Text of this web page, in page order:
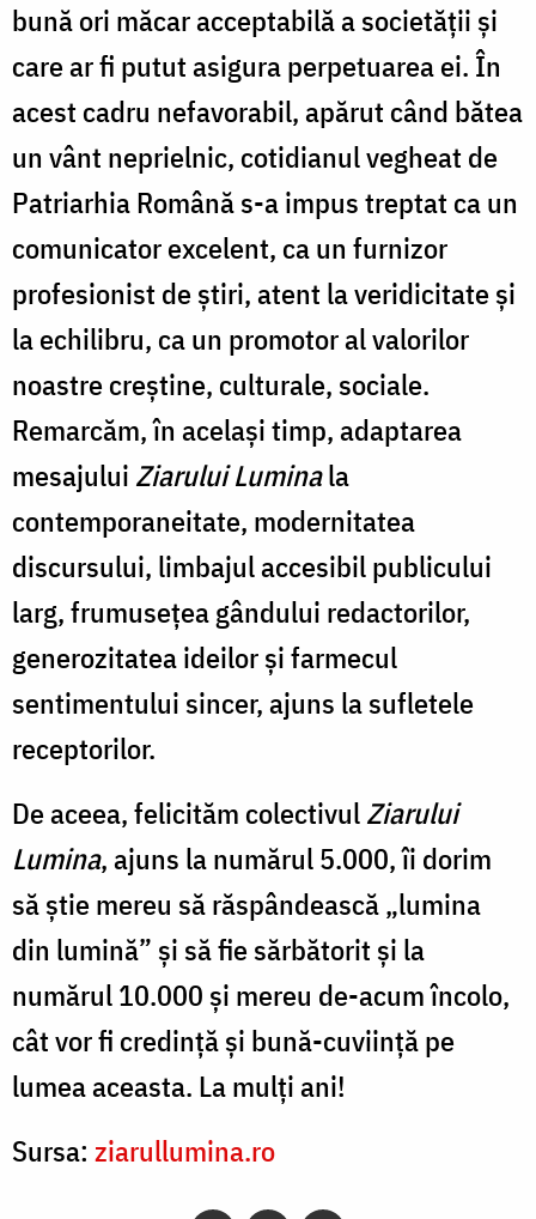
bună ori măcar acceptabilă a socie­tății și
care ar fi putut asigura perpetuarea ei. În
acest cadru nefavorabil, apărut când bătea
un vânt ne­prielnic, cotidianul vegheat de
Patriarhia Română s-a impus treptat ca un
comunicator excelent, ca un furnizor
profesionist de știri, atent la veridicitate și
la echilibru, ca un promotor al valorilor
noastre creștine, culturale, sociale.
Remarcăm, în același timp, adaptarea
mesajului Ziarului Luminala
contemporaneitate, modernitatea
discursului, limbajul accesibil publicului
larg, frumusețea gândului redactorilor,
generozitatea ideilor și farmecul
sentimentului sincer, ajuns la sufletele
receptorilor.
De aceea, felicităm colectivulZiarului
Lumina, ajuns la numărul 5.000, îi dorim
să știe mereu să răspândească „lumina
din lumină” și să fie sărbătorit și la
numărul 10.000 și mereu de-acum încolo,
cât vor fi credință și bună-cuviință pe
lumea aceasta. La mulți ani!
Sursa: ziarullumina.ro